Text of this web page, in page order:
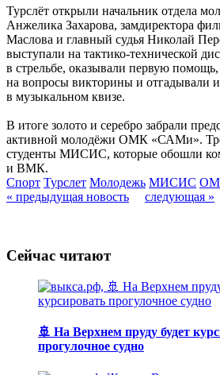
Турслёт открыли начальник отдела
Анжелика Захарова, замдиректора
Маслова и главный судья Николай
выступали на тактико-технической
в стрельбе, оказывали первую помощь,
на вопросы викторины и отгадывали
в музыкальном квизе.
В итоге золото и серебро забрали
активной молодёжи ОМК «САМи».
студенты МИСИС, которые обошли
и ВМК.
Спорт Турслет Молодежь МИСИС
« предыдущая новость
следующая »
Сейчас читают
🚢 На Верхнем пруду будет
прогулочное судно